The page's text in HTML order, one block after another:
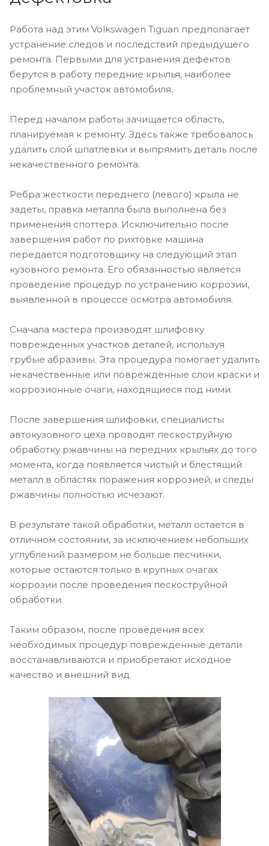
Работа над этим Volkswagen Tiguan предполагает
устранение следов и последствий предыдущего
ремонта. Первыми для устранения дефектов
берутся в работу передние крылья, наиболее
проблемный участок автомобиля.
Перед началом работы зачищается область,
планируемая к ремонту. Здесь также требовалось
удалить слой шпатлевки и выпрямить деталь после
некачественного ремонта.
Ребра жесткости переднего (левого) крыла не
задеты, правка металла была выполнена без
применения споттера. Исключительно после
завершения работ по рихтовке машина
передается подготовщику на следующий этап
кузовного ремонта. Его обязанностью является
проведение процедур по устранению коррозии,
выявленной в процессе осмотра автомобиля.
Сначала мастера производят шлифовку
поврежденных участков деталей, используя
грубые абразивы. Эта процедура помогает удалить
некачественные или поврежденные слои краски и
коррозионные очаги, находящиеся под ними.
После завершения шлифовки, специалисты
автокузовного цеха проводят пескоструйную
обработку ржавчины на передних крыльях до того
момента, когда появляется чистый и блестящий
металл в областях поражения коррозией, и следы
ржавчины полностью исчезают.
В результате такой обработки, металл остается в
отличном состоянии, за исключением небольших
углублений размером не больше песчинки,
которые остаются только в крупных очагах
коррозии после проведения пескоструйной
обработки.
Таким образом, после проведения всех
необходимых процедур поврежденные детали
восстанавливаются и приобретают исходное
качество и внешний вид.